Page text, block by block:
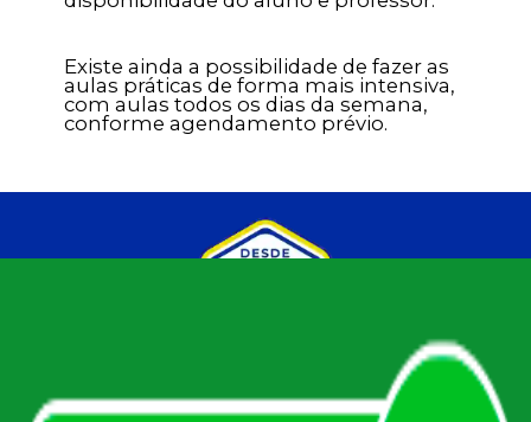
Existe ainda a possibilidade de fazer as
aulas práticas de forma mais intensiva,
com aulas todos os dias da semana,
conforme agendamento prévio.